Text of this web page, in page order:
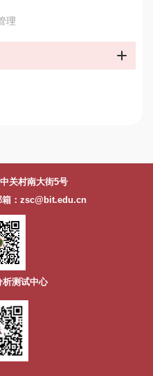
理
关村南大街5号
：zsc@bit.edu.cn
测试中心